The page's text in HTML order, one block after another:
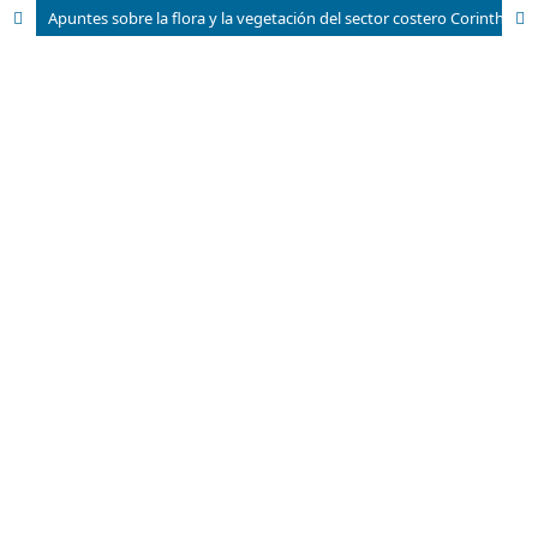
Apuntes sobre la flora y la vegetación del sector costero Corinthia-Barrederas, Frank País, Holguín